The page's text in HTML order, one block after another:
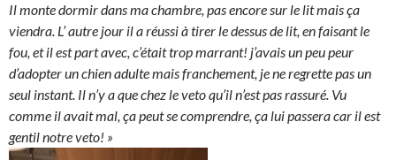
Il monte dormir dans ma chambre, pas encore sur le lit mais ça
viendra. L’ autre jour il a réussi à tirer le dessus de lit, en faisant le
fou, et il est part avec, c’était trop marrant! j’avais un peu peur
d’adopter un chien adulte mais franchement, je ne regrette pas un
seul instant. Il n’y a que chez le veto qu’il n’est pas rassuré. Vu
comme il avait mal, ça peut se comprendre, ça lui passera car il est
gentil notre veto! »